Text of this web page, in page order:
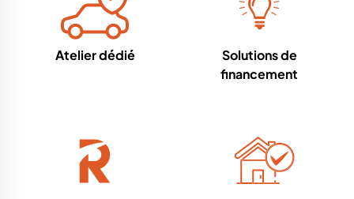
Atelier dédié
Solutions de
financement